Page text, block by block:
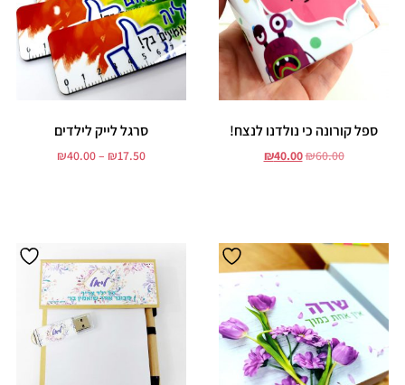
ספל קורונה כי נולדנו לנצח!
₪60.00
₪40.00
סרגל לייק לילדים
₪17.50
–
₪40.00